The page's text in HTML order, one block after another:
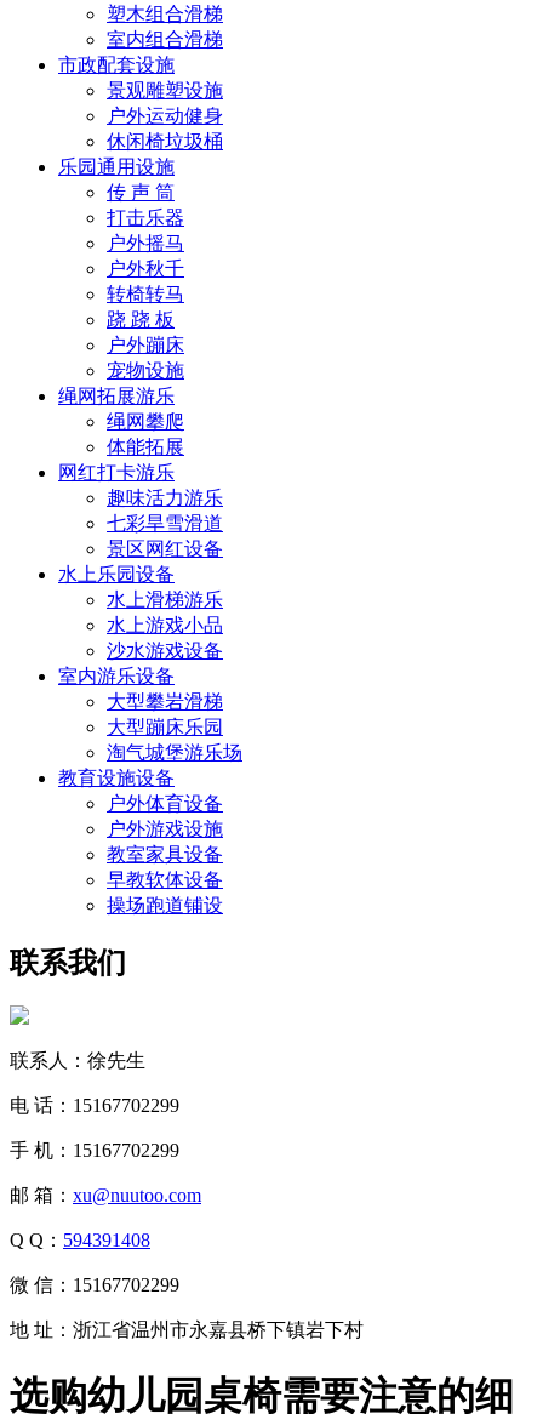
塑木组合滑梯
室内组合滑梯
市政配套设施
景观雕塑设施
户外运动健身
休闲椅垃圾桶
乐园通用设施
传 声 筒
打击乐器
户外摇马
户外秋千
转椅转马
跷 跷 板
户外蹦床
宠物设施
绳网拓展游乐
绳网攀爬
体能拓展
网红打卡游乐
趣味活力游乐
七彩旱雪滑道
景区网红设备
水上乐园设备
水上滑梯游乐
水上游戏小品
沙水游戏设备
室内游乐设备
大型攀岩滑梯
大型蹦床乐园
淘气城堡游乐场
教育设施设备
户外体育设备
户外游戏设施
教室家具设备
早教软体设备
操场跑道铺设
联系我们
联系人：徐先生
电 话：15167702299
手 机：15167702299
邮 箱： xu@nuutoo.com
Q Q： 594391408
微 信：15167702299
地 址：浙江省温州市永嘉县桥下镇岩下村
选购幼儿园桌椅需要注意的细